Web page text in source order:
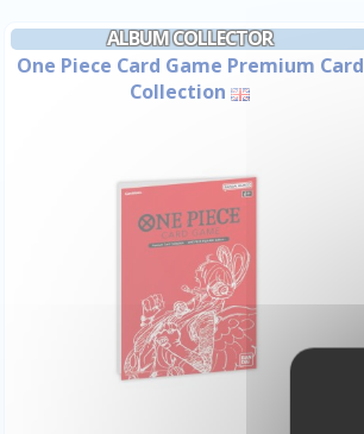
ALBUM COLLECTOR
One Piece Card Game Premium Card
Collection